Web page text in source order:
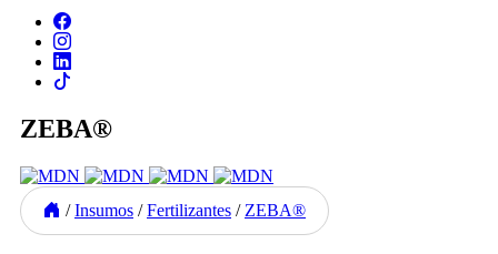
ZEBA®
/ Insumos / Fertilizantes / ZEBA®